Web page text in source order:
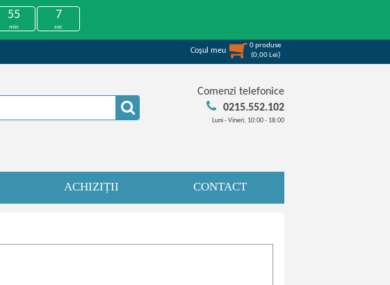
55
min
7
sec
Coşul meu
0produse
(0,00 Lei)
Comenzi telefonice
0215.552.102
Luni - Vineri, 10:00 - 18:00
ACHIZIȚII CONTACT